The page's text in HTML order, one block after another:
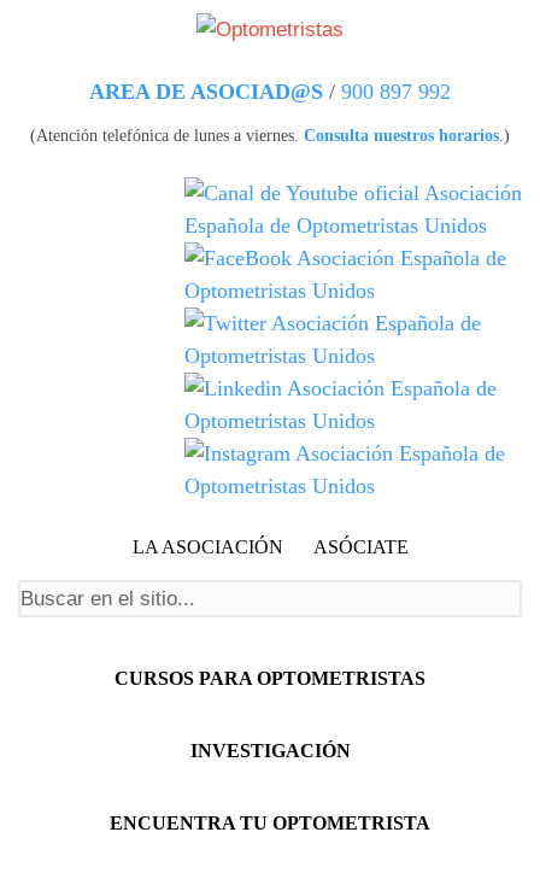
Pasar al contenido principal
AREA DE ASOCIAD@S / 900 897 992
(Atención telefónica de lunes a viernes. Consulta nuestros horarios.)
LA ASOCIACIÓN ASÓCIATE
Menú principal
CURSOS PARA OPTOMETRISTAS
INVESTIGACIÓN
ENCUENTRA TU OPTOMETRISTA